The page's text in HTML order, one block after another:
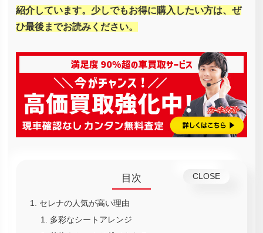
紹介しています。少しでもお得に購入したい方は、ぜ
ひ最後までお読みください。
目次
セレナの人気が高い理由
多彩なシートアレンジ